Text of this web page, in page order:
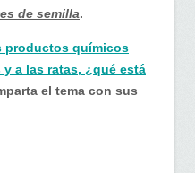
de semilla.
productos químicos
a las ratas, ¿qué está
el tema con sus